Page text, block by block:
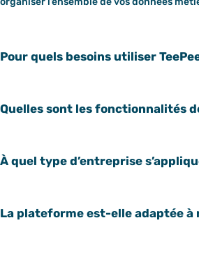
Pour quels besoins utiliser
Quelles sont les fonctionnalités
À quel type d’entreprise
La plateforme est-elle adaptée à